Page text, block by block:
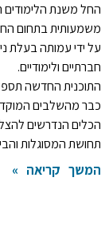
החל משנת
משמעותית בתחום
על ידי עמותה בעלת
חברתיים ולימודיים.
התוכנית החדשה
כבר מהשלבים
הכלים הנדרשים
תחושת המסוגלות
המשך קריאה »